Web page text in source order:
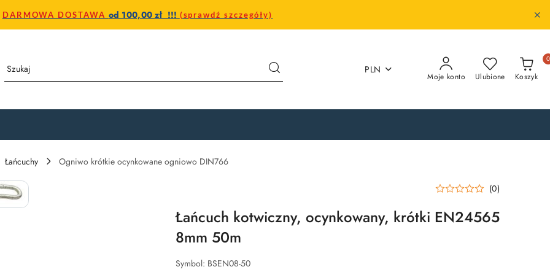
DARMOWA DOSTAWA od 100,00 zł !!! (sprawdź szczegóły)
PLN
Moje konto Ulubione Koszyk
0
Łańcuchy Ogniwo krótkie ocynkowane ogniowo DIN766
(0)
Łańcuch kotwiczny, ocynkowany, krótki EN24565
8mm 50m
Symbol: BSEN08-50